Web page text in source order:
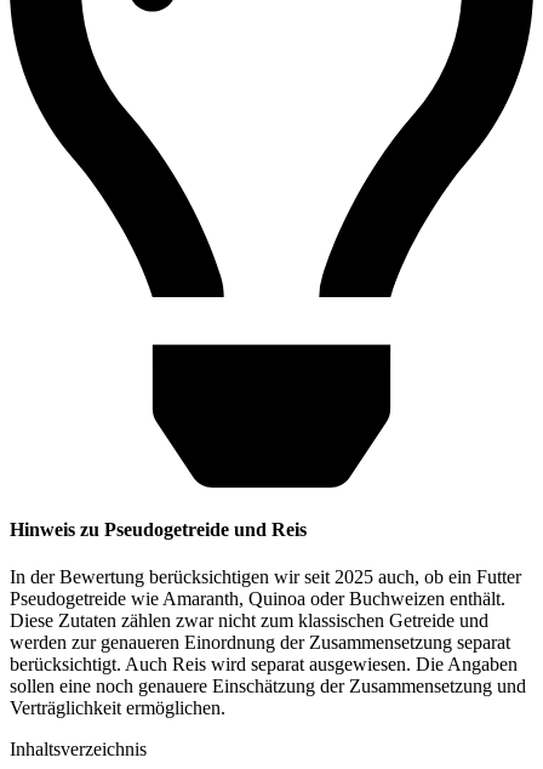
Hinweis zu Pseudogetreide und Reis
In der Bewertung berücksichtigen wir seit 2025 auch, ob ein Futter
Pseudogetreide wie Amaranth, Quinoa oder Buchweizen enthält.
Diese Zutaten zählen zwar nicht zum klassischen Getreide und
werden zur genaueren Einordnung der Zusammensetzung separat
berücksichtigt. Auch Reis wird separat ausgewiesen. Die Angaben
sollen eine noch genauere Einschätzung der Zusammensetzung und
Verträglichkeit ermöglichen.
Inhaltsverzeichnis​